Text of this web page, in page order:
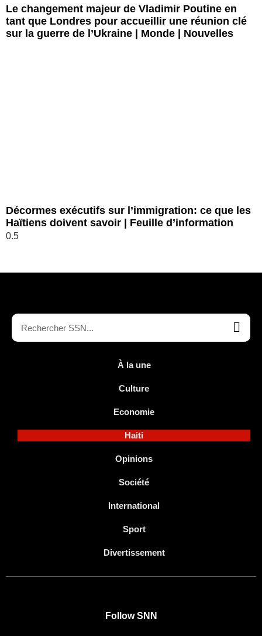
Le changement majeur de Vladimir Poutine en
tant que Londres pour accueillir une réunion clé
sur la guerre de l’Ukraine | Monde | Nouvelles
Décormes exécutifs sur l’immigration: ce que les
Haïtiens doivent savoir | Feuille d’information
À la une
Culture
Economie
Haiti
Opinions
Société
International
Sport
Divertissement
Follow SNN